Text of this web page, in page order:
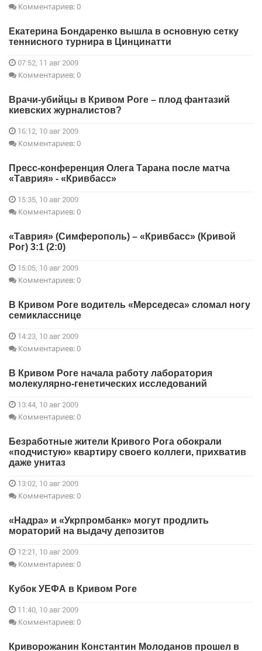
Комментариев: 0
Екатерина Бондаренко вышла в основную сетку
теннисного турнира в Цинцинатти
07:52, 11 авг 2009
Комментариев: 0
Врачи-убийцы в Кривом Роге – плод фантазий
киевских журналистов?
16:12, 10 авг 2009
Комментариев: 0
Пресс-конференция Олега Тарана после матча
«Таврия» - «Кривбасс»
15:35, 10 авг 2009
Комментариев: 0
«Таврия» (Симферополь) – «Кривбасс» (Кривой
Рог) 3:1 (2:0)
15:05, 10 авг 2009
Комментариев: 0
В Кривом Роге водитель «Мерседеса» сломал ногу
семикласснице
14:23, 10 авг 2009
Комментариев: 0
В Кривом Роге начала работу лаборатория
молекулярно-генетических исследований
13:44, 10 авг 2009
Комментариев: 0
Безработные жители Кривого Рога обокрали
«подчистую» квартиру своего коллеги, прихватив
даже унитаз
13:02, 10 авг 2009
Комментариев: 0
«Надра» и «Укрпромбанк» могут продлить
мораторий на выдачу депозитов
12:21, 10 авг 2009
Комментариев: 0
Кубок УЕФА в Кривом Роге
11:40, 10 авг 2009
Комментариев: 0
Криворожанин Константин Молоданов прошел в